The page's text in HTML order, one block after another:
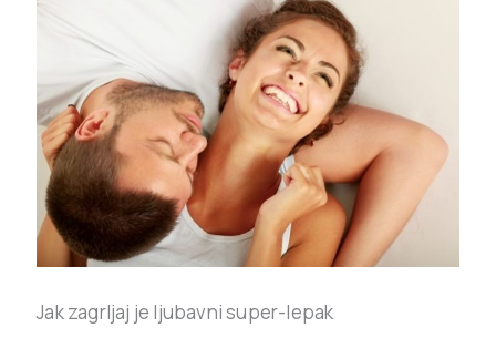
Jak zagrljaj je ljubavni super-lepak